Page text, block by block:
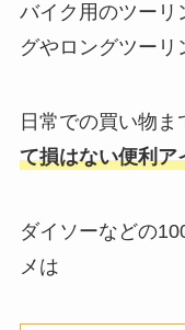
バイク用のツーリ
グやロングツーリ
日常での買い物ま
て損はない便利ア
ダイソーなどの
メは